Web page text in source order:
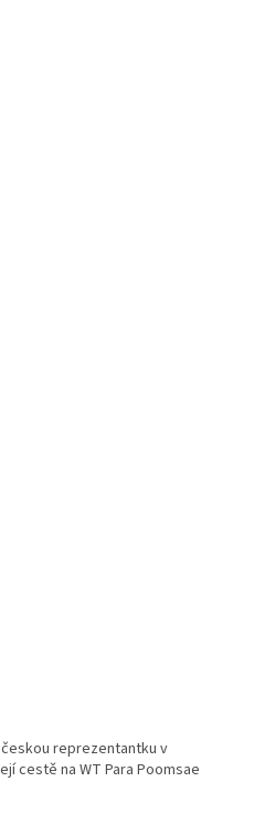
českou reprezentantku v
cestě na WT Para Poomsae